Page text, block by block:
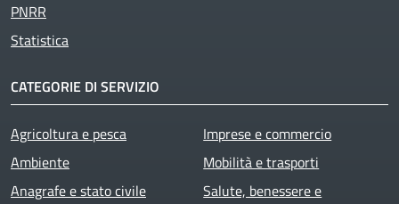
PNRR
Statistica
CATEGORIE DI SERVIZIO
Agricoltura e pesca
Ambiente
Anagrafe e stato civile
Imprese e commercio
Mobilità e trasporti
Salute, benessere e